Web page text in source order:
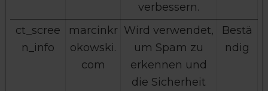
verbessern.
ct_scree
n_info
marcinkr
okowski.
com
Wird verwendet,
um Spam zu
erkennen und
die Sicherheit
Bestä
ndig